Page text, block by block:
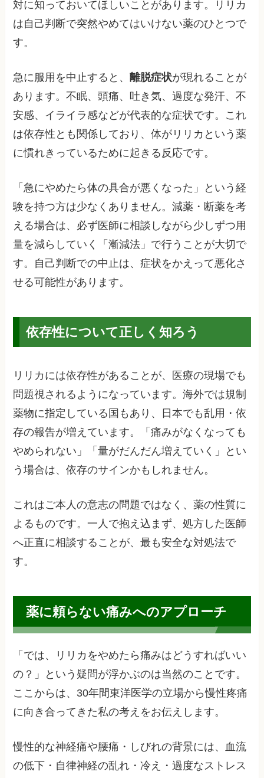
対に知っておいてほしいことがあります。リリカ
は自己判断で突然やめてはいけない薬のひとつで
す。
急に服用を中止すると、離脱症状が現れることが
あります。不眠、頭痛、吐き気、過度な発汗、不
安感、イライラ感などが代表的な症状です。これ
は依存性とも関係しており、体がリリカという薬
に慣れきっているために起きる反応です。
「急にやめたら体の具合が悪くなった」という経
験を持つ方は少なくありません。減薬・断薬を考
える場合は、必ず医師に相談しながら少しずつ用
量を減らしていく「漸減法」で行うことが大切で
す。自己判断での中止は、症状をかえって悪化さ
せる可能性があります。
依存性について正しく知ろう
リリカには依存性があることが、医療の現場でも
問題視されるようになっています。海外では規制
薬物に指定している国もあり、日本でも乱用・依
存の報告が増えています。「痛みがなくなっても
やめられない」「量がだんだん増えていく」とい
う場合は、依存のサインかもしれません。
これはご本人の意志の問題ではなく、薬の性質に
よるものです。一人で抱え込まず、処方した医師
へ正直に相談することが、最も安全な対処法で
す。
薬に頼らない痛みへのアプローチ
「では、リリカをやめたら痛みはどうすればいい
の？」という疑問が浮かぶのは当然のことです。
ここからは、30年間東洋医学の立場から慢性疼痛
に向き合ってきた私の考えをお伝えします。
慢性的な神経痛や腰痛・しびれの背景には、血流
の低下・自律神経の乱れ・冷え・過度なストレス